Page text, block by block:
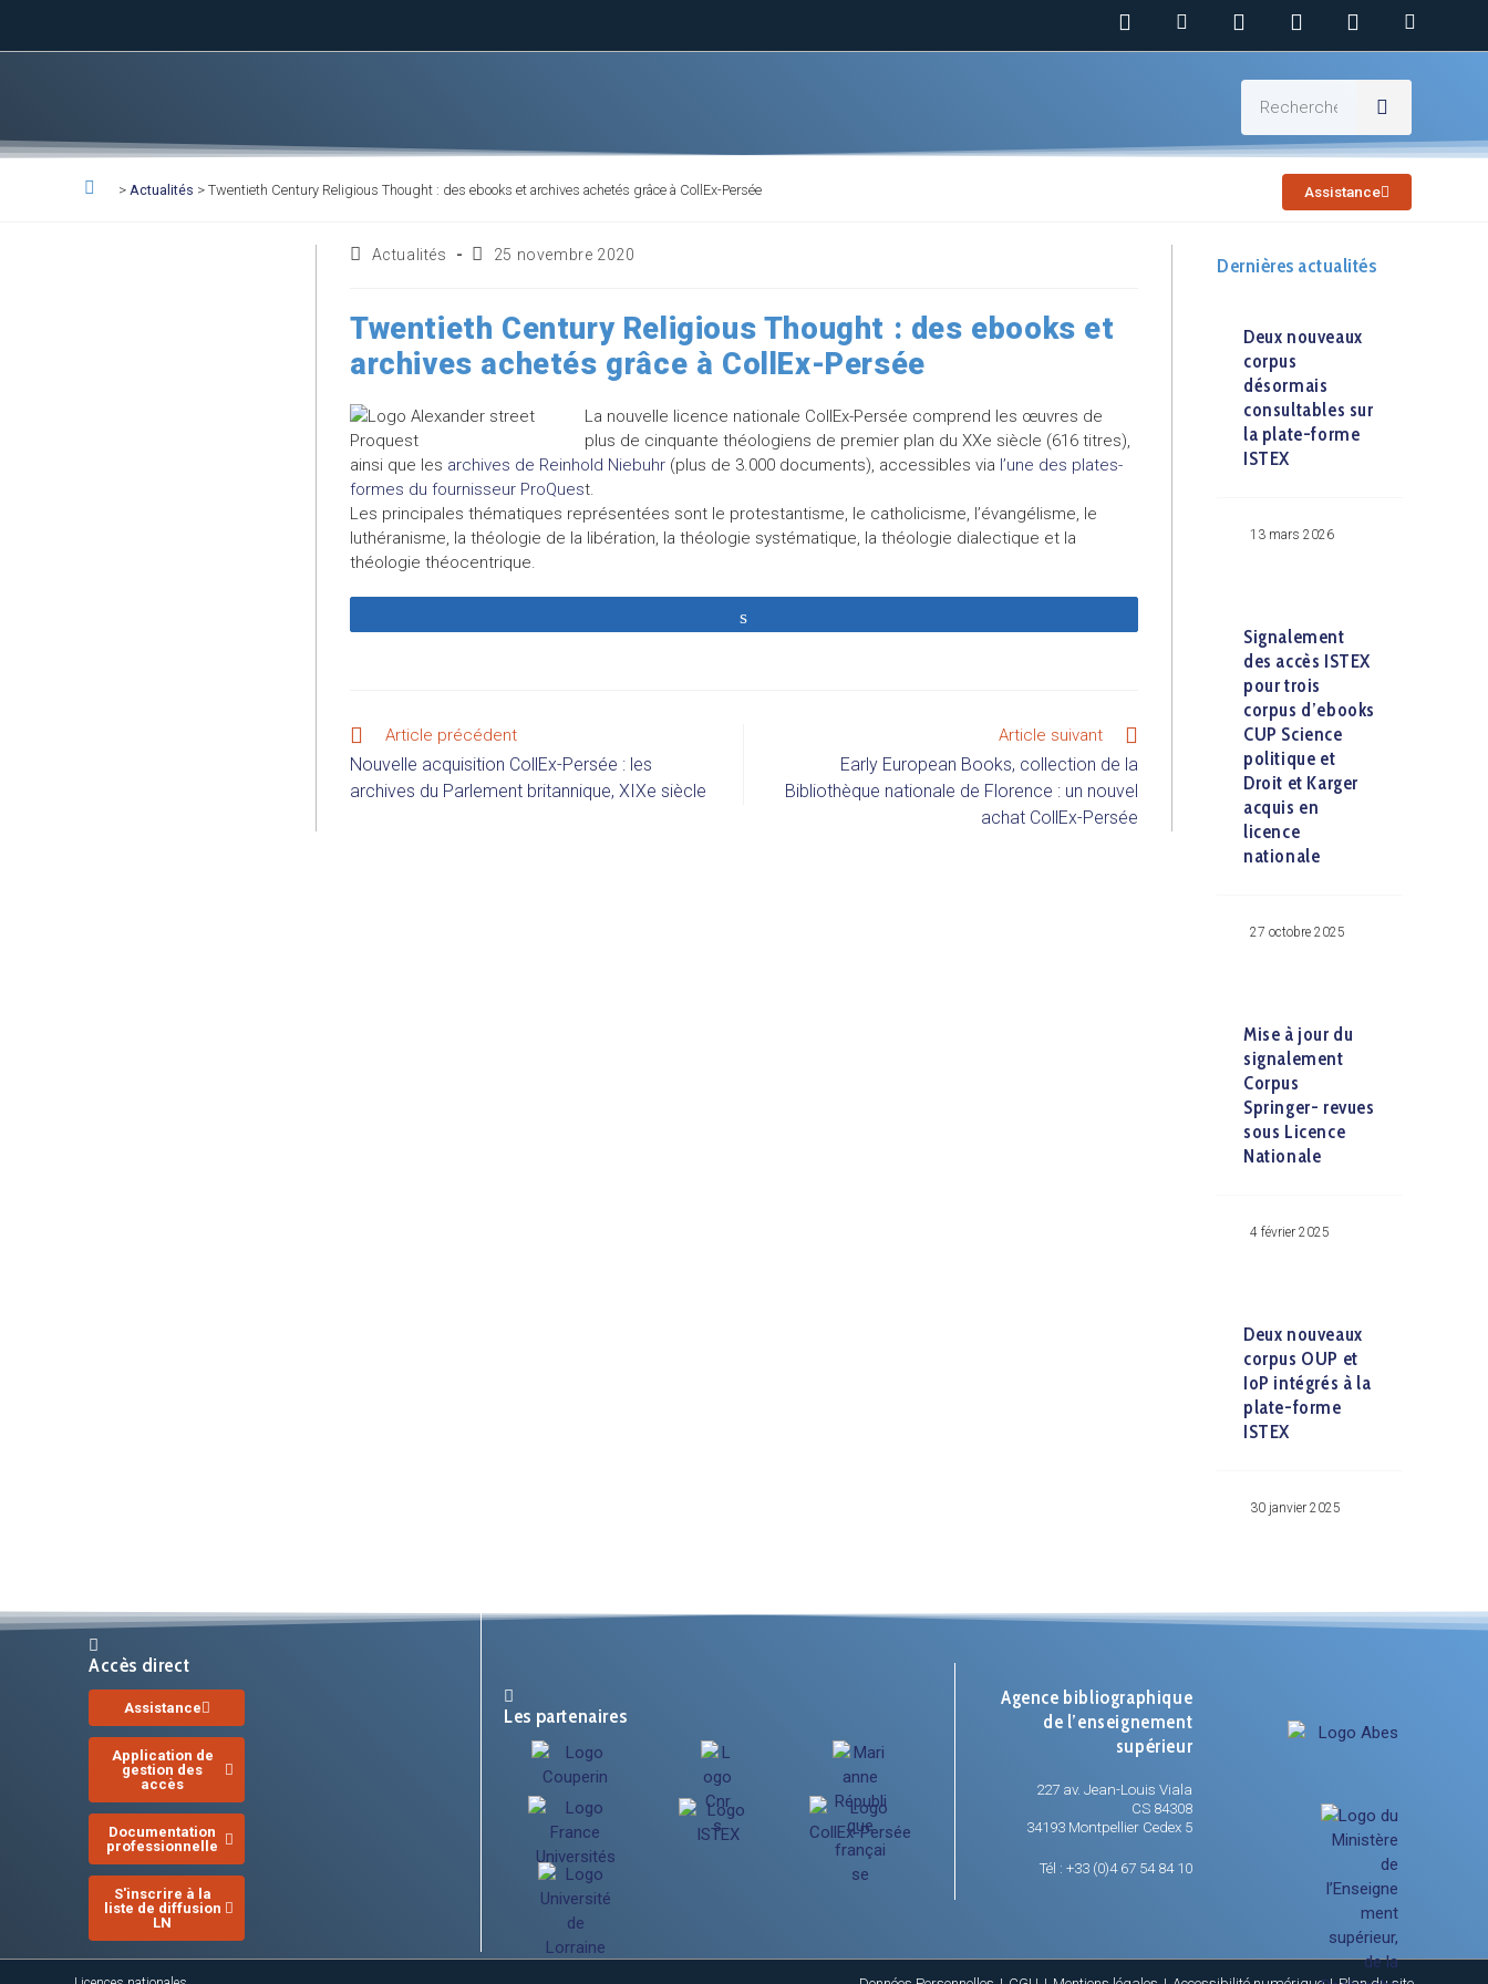
> Actualités > Twentieth Century Religious Thought : des ebooks et archives achetés grâce à CollEx-Persée Assistance
Actualités 25 novembre 2020
Twentieth Century Religious Thought : des ebooks et
archives achetés grâce à CollEx-Persée
La nouvelle licence nationale CollEx-Persée comprend les œuvres de
plus de cinquante théologiens de premier plan du XXe siècle (616 titres),
ainsi que les archives de Reinhold Niebuhr(plus de 3.000 documents), accessibles via l’une des plates-
formes du fournisseur ProQuest.
Les principales thématiques représentées sont le protestantisme, le catholicisme, l’évangélisme, le
luthéranisme, la théologie de la libération, la théologie systématique, la théologie dialectique et la
théologie théocentrique.
Article précédent
Nouvelle acquisition CollEx-Persée : les
archives du Parlement britannique, XIXe siècle
Article suivant
Early European Books, collection de la
Bibliothèque nationale de Florence : un nouvel
achat CollEx-Persée
Dernières actualités
Deux nouveaux
corpus
désormais
consultables sur
la plate-forme
ISTEX
13 mars 2026
Signalement
des accès ISTEX
pour trois
corpus d’ebooks
CUP Science
politique et
Droit et Karger
acquis en
licence
nationale
27 octobre 2025
Mise à jour du
signalement
Corpus
Springer- revues
sous Licence
Nationale
4 février 2025
Deux nouveaux
corpus OUP et
IoP intégrés à la
plate-forme
ISTEX
30 janvier 2025
Accès direct
Assistance
Application de
gestion des
accès
Documentation
professionnelle
S'inscrire à la
liste de diffusion
LN
Les partenaires
Agence bibliographique
de l’enseignement
supérieur
227 av. Jean-Louis Viala
CS 84308
34193 Montpellier Cedex 5
Tél : +33 (0)4 67 54 84 10